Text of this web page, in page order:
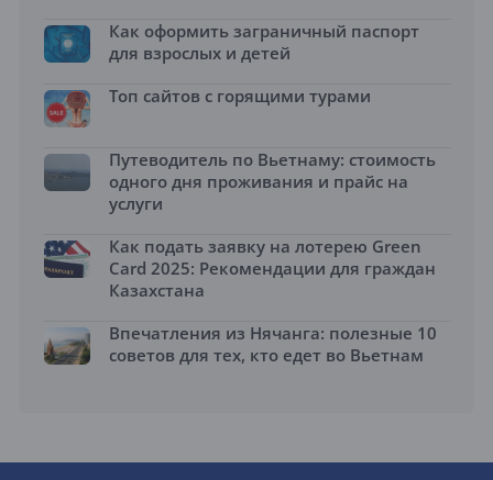
Как оформить заграничный паспорт
для взрослых и детей
Топ сайтов с горящими турами
Путеводитель по Вьетнаму: стоимость
одного дня проживания и прайс на
услуги
Как подать заявку на лотерею Green
Card 2025: Рекомендации для граждан
Казахстана
Впечатления из Нячанга: полезные 10
советов для тех, кто едет во Вьетнам